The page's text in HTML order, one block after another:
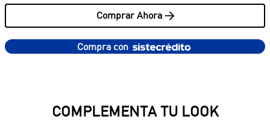
Comprar Ahora >
Compra con
COMPLEMENTA TU LOOK